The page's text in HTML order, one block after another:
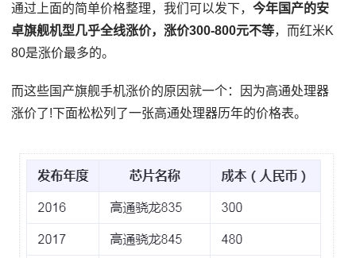
通过上面的简单价格整理，我们可以发下，今年国产的安
卓旗舰机型几乎全线涨价，涨价300-800元不等，而红米K
80是涨价最多的。
而这些国产旗舰手机涨价的原因就一个：因为高通处理器
涨价了!下面松松列了一张高通处理器历年的价格表。